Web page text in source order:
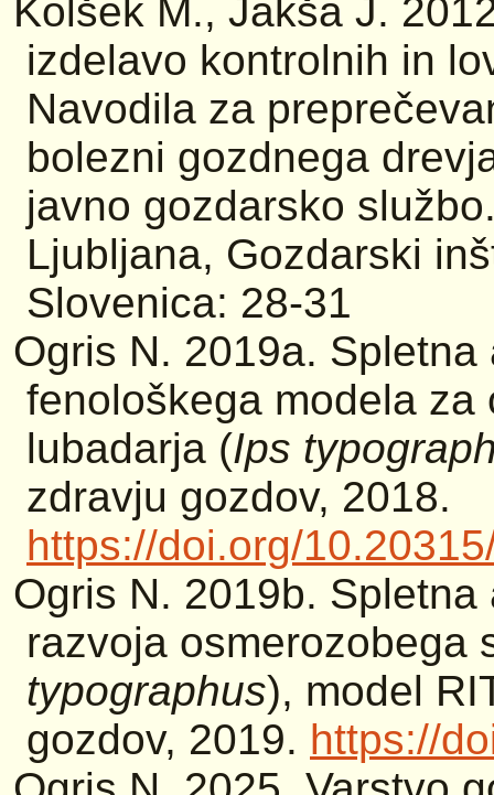
Kolšek M., Jakša J.
izdelavo kontrolnih in
Navodila za
bolezni gozdnega
javno gozdarsko
Ljubljana, Gozdarski
Slovenica: 28-31
Ogris N. 2019a.
fenološkega modela
lubadarja (Ips
zdravju gozdov, 2018.
https://doi.org/
Ogris N. 2019b.
razvoja osmerozobega
typographus), model
gozdov, 2019. https://